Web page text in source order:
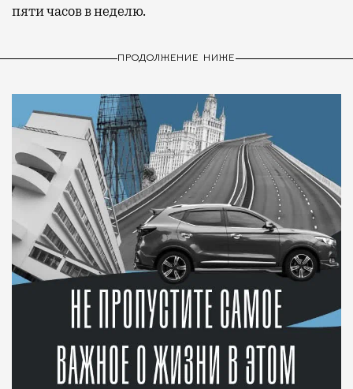
пяти часов в неделю.
ПРОДОЛЖЕНИЕ НИЖЕ